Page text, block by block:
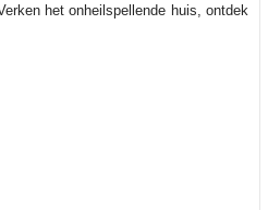
het onheilspellende huis, ontdek